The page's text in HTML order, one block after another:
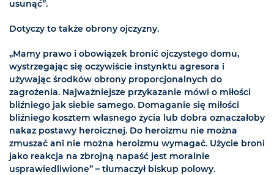
usunąć”.
Dotyczy to także obrony ojczyzny.
„Mamy prawo i obowiązek bronić ojczystego domu,
wystrzegając się oczywiście instynktu agresora i
używając środków obrony proporcjonalnych do
zagrożenia. Najważniejsze przykazanie mówi o miłości
bliźniego jak siebie samego. Domaganie się miłości
bliźniego kosztem własnego życia lub dobra oznaczałoby
nakaz postawy heroicznej. Do heroizmu nie można
zmuszać ani nie można heroizmu wymagać. Użycie broni
jako reakcja na zbrojną napaść jest moralnie
usprawiedliwione” – tłumaczył biskup polowy.